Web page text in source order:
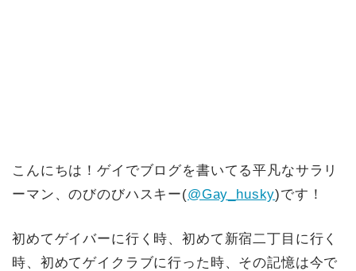
こんにちは！ゲイでブログを書いてる平凡なサラリ
ーマン、のびのびハスキー(@Gay_husky)です！
初めてゲイバーに行く時、初めて新宿二丁目に行く
時、初めてゲイクラブに行った時、その記憶は今で